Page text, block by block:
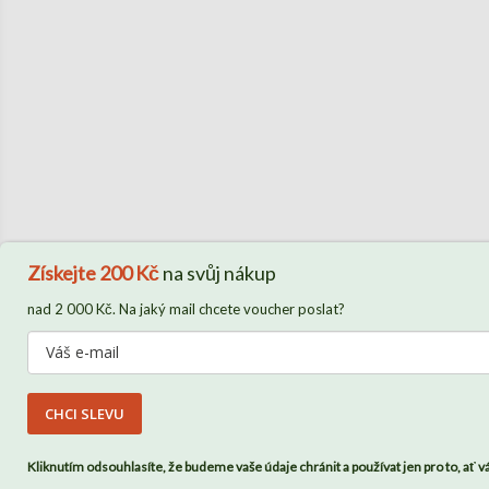
Získejte200 Kčna svůj nákup
nad 2 000 Kč. Na jaký mail chcete voucher poslat?
CHCI SLEVU
Kliknutím odsouhlasíte, že budeme vaše údaje chránit a používat jen pro to, ať